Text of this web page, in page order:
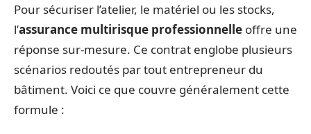
Pour sécuriser l’atelier, le matériel ou les stocks,
l’assurance multirisque professionnelle offre une
réponse sur-mesure. Ce contrat englobe plusieurs
scénarios redoutés par tout entrepreneur du
bâtiment. Voici ce que couvre généralement cette
formule :